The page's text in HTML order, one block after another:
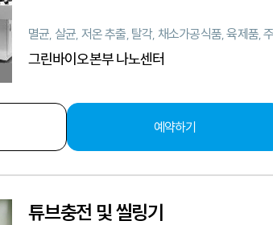
그린바이오본부 나노센터
예약하기
튜브충전 및 씰링기